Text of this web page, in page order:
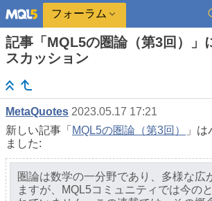
フォーラム
記事「MQL5の圏論（第3回）」
スカッション
MetaQuotes 2023.05.17 17:21
新しい記事「 MQL5の圏論（第3回）
」
ました:
圏論は数学の一分野であり、多様な広
ますが、MQL5コミュニティでは今の